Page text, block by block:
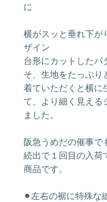
に
横がスッと垂れ下が
ザイン
台形にカットしたパ
そ、生地をたっぷり
着ていただくと横に
て、より細く見える
ました。
阪急うめだの催事で
続出で１回目の入荷
商品です。
⚫︎左右の裾に特殊な